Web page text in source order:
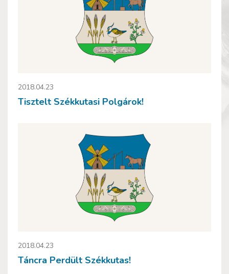
2018.04.23
Tisztelt Székkutasi Polgárok!
2018.04.23
Táncra Perdült Székkutas!